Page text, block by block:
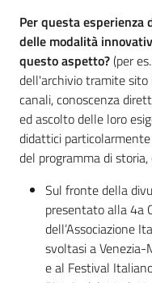
Per questa
delle modalità
questo aspetto?(per
dell'archivio tramite
canali, conoscenza
ed ascolto delle loro
didattici
del programma di storia,
Sul fronte della
presentato alla 4a
dell’Associazione
svoltasi a
e al Festival